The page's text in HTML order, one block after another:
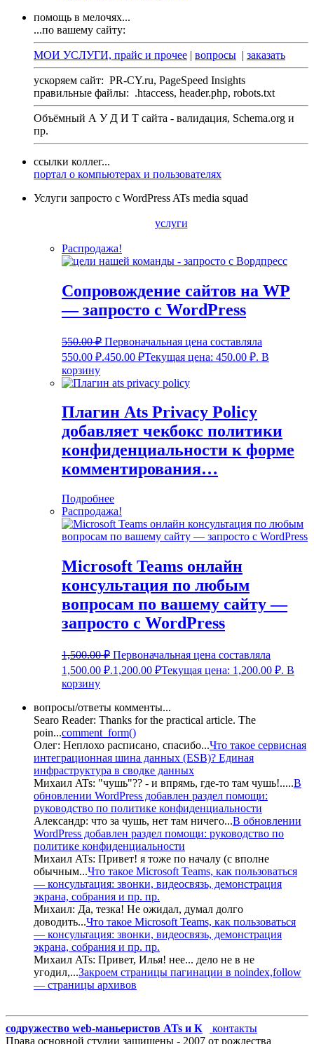
помощь в мелочях...
...по вашему сайту:
МОИ УСЛУГИ, прайс и прочее | вопросы | заказать
ускоряем сайт: PR-CY.ru, PageSpeed Insights
правильные файлы: .htaccess, header.php, robots.txt
Объёмный А У Д И Т сайта - валидация, Schema.org и
пр.
ссылки коллег...
портал о компьютерах и пользователях
Услуги запросто с WordPress ATs media squad
услуги
Распродажа!
Сопровождение сайтов на WP
— запросто с WordPress
550.00₽ Первоначальная цена составляла
550.00 ₽.450.00 ₽Текущая цена: 450.00 ₽. В
корзину
Плагин Ats Privacy Policy
добавляет чекбокс политики
конфиденциальности к форме
комментирования…
Подробнее
Распродажа!
Microsoft Teams онлайн
консультация по любым
вопросам по вашему сайту —
запросто с WordPress
1,500.00₽ Первоначальная цена составляла
1,500.00 ₽.1,200.00 ₽Текущая цена: 1,200.00 ₽. В
корзину
вопросы/ответы комменты...
Searo Reader: Thanks for the practical article. The
poin...comment_form()
Олег: Неплохо расписано, спасибо...Что такое сервисная
интеграционная шина данных (ESB)? Единая
инфраструктура в сводке данных
Михаил ATs: "чушь"?? - и впрямь, где-то там чушь!.....В
обновлении WordPress добавлен раздел помощи:
руководство по политике конфиденциальности
Александр: что за чушь, нет там ничего...В обновлении
WordPress добавлен раздел помощи: руководство по
политике конфиденциальности
Михаил ATs: Привет! я тоже по началу (с вполне
обычным...Что такое Microsoft Teams, как пользоваться
— консультация: звонки, видеосвязь, демонстрация
экрана, собрания и пр. пр.
Михаил: Да, тезка! Не ожидал, думал долго
доводить...Что такое Microsoft Teams, как пользоваться
— консультация: звонки, видеосвязь, демонстрация
экрана, собрания и пр. пр.
Михаил ATs: Привет, Илья! нее... дело не в не
угодил,...Закроем страницы пагинации в noindex,follow
— страницы архивов
содружество web-маньеристов ATs и К
контакты
Права основной студии защищены - 2007 от рождества